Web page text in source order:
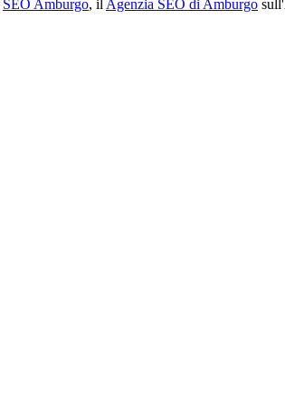
SEO Amburgo, ilAgenzia SEO di Amburgo